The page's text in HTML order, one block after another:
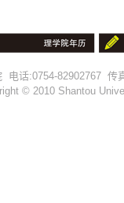
电话:0754-82902767 传
© 2010 Shantou